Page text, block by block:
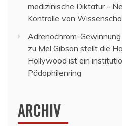
medizinische Diktatur -
Kontrolle von
Adrenochrom-
zu Mel Gibson stellt die
Hollywood ist ein
Pädophilenring
ARCHIV